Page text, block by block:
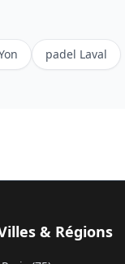
padel Laval
& Régions